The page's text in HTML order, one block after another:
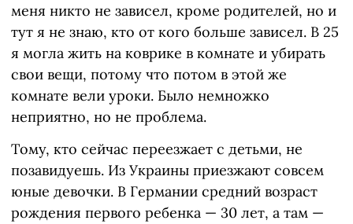
меня никто не зависел, кроме родителей, но и
тут я не знаю, кто от кого больше зависел. В 25
я могла жить на коврике в комнате и убирать
свои вещи, потому что потом в этой же
комнате вели уроки. Было немножко
неприятно, но не проблема.
Тому, кто сейчас переезжает с детьми, не
позавидуешь. Из Украины приезжают совсем
юные девочки. В Германии средний возраст
рождения первого ребенка — 30 лет, а там —